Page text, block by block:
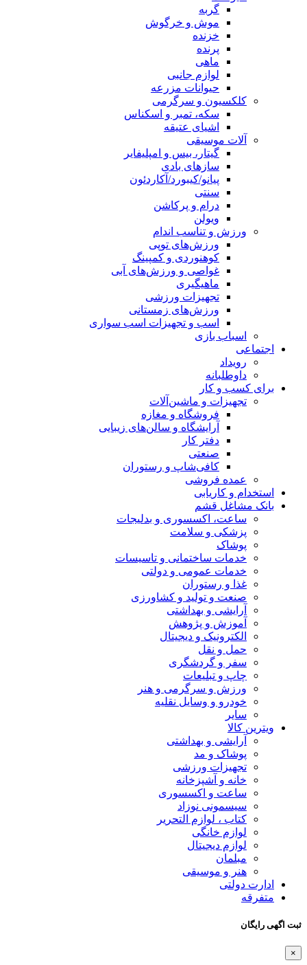
گربه
موش و خرگوش
خزنده
پرنده
ماهی
لوازم جانبی
حیوانات مزرعه
کلکسیون و سرگرمی
سکه، تمبر و اسکناس
اشیای عتیقه
آلات موسیقی
گیتار، بیس و امپلیفایر
سازهای بادی
پیانو/کیبورد/آکاردئون
سنتی
درام و پرکاشن
ویولن
ورزش و تناسب اندام
ورزش‌های توپی
کوهنوردی و کمپینگ
غواصی و ورزش‌های آبی
ماهیگیری
تجهیزات ورزشی
ورزش‌های زمستانی
اسب و تجهیزات اسب سواری
اسباب‌ بازی
اجتماعی
رویداد
داوطلبانه
برای کسب و کار
تجهیزات و ماشین‌آلات
فروشگاه و مغازه
آرایشگاه و سالن‌های زیبایی
دفتر کار
صنعتی
کافی‌شاپ و رستوران
عمده فروشی
استخدام و کاریابی
بانک مشاغل قشم
ساعت، اکسسوری و بدلیجات
پزشکی و سلامت
پوشاک
خدمات ساختمانی و تاسیسات
خدمات عمومی و دولتی
غذا و رستوران
صنعت و تولید و کشاورزی
آرایشی و بهداشتی
آموزش و پژوهش
الکترونیک و دیجیتال
حمل و نقل
سفر و گردشگری
چاپ و تبلیعات
ورزش و سرگرمی و هنر
خودرو و وسایل نقلیه
سایر
ویترین کالا
آرایشی و بهداشتی
پوشاک و مد
تجهیزات ورزشی
خانه و آشپزخانه
ساعت و اکسسوری
سیسمونی نوزاد
کتاب ، لوازم التحریر
لوازم خانگی
لوازم دیجیتال
مبلمان
هنر و موسیقی
ادارت دولتی
متفرقه
ثبت اگهی رایگان
×